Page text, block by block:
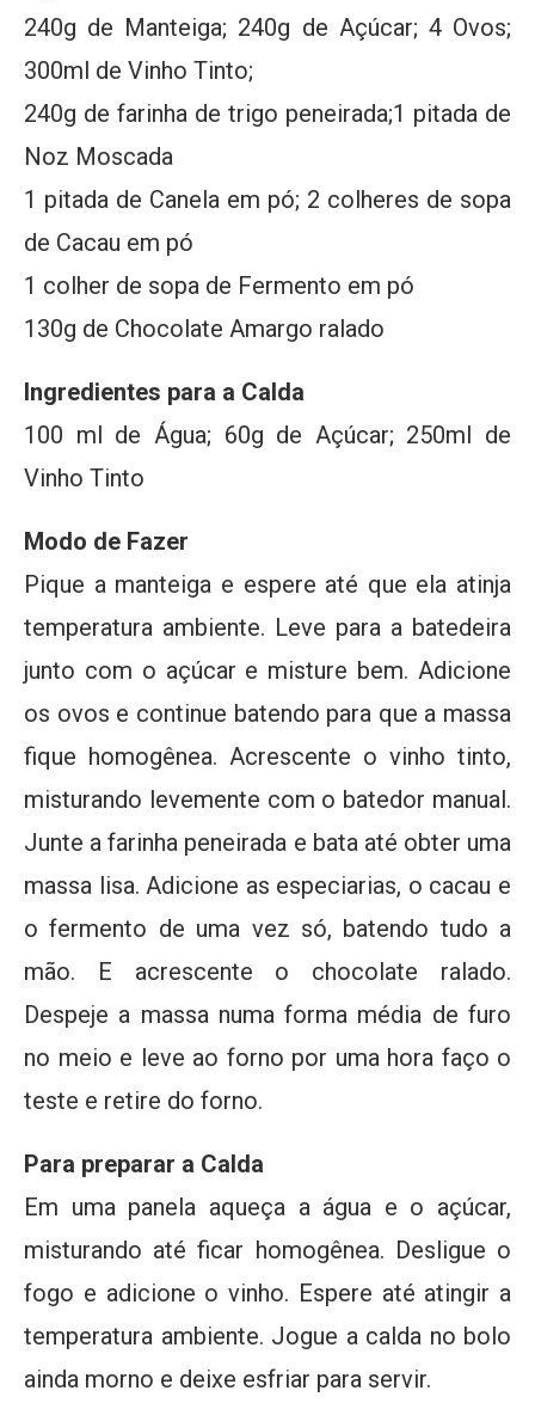
240g de Manteiga; 240g de Açúcar; 4 Ovos;
300ml de Vinho Tinto;
240g de farinha de trigo peneirada;1 pitada de
Noz Moscada
1 pitada de Canela em pó; 2 colheres de sopa
de Cacau em pó
1 colher de sopa de Fermento em pó
130g de Chocolate Amargo ralado
Ingredientes para a Calda
100 ml de Água; 60g de Açúcar; 250ml de
Vinho Tinto
Modo de Fazer
Pique a manteiga e espere até que ela atinja
temperatura ambiente. Leve para a batedeira
junto com o açúcar e misture bem. Adicione
os ovos e continue batendo para que a massa
fique homogênea. Acrescente o vinho tinto,
misturando levemente com o batedor manual.
Junte a farinha peneirada e bata até obter uma
massa lisa. Adicione as especiarias, o cacau e
o fermento de uma vez só, batendo tudo a
mão. E acrescente o chocolate ralado.
Despeje a massa numa forma média de furo
no meio e leve ao forno por uma hora faço o
teste e retire do forno.
Para preparar a Calda
Em uma panela aqueça a água e o açúcar,
misturando até ficar homogênea. Desligue o
fogo e adicione o vinho. Espere até atingir a
temperatura ambiente. Jogue a calda no bolo
ainda morno e deixe esfriar para servir.